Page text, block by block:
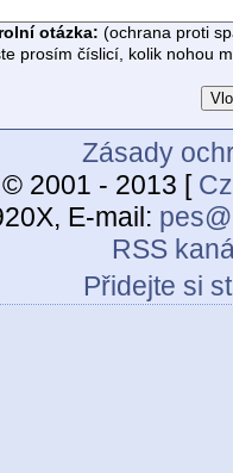
otázka: (ochrana proti
prosím číslicí, kolik nohou
Zásady
2001 - 2013 [
E-mail:
RSS
Přidejte si